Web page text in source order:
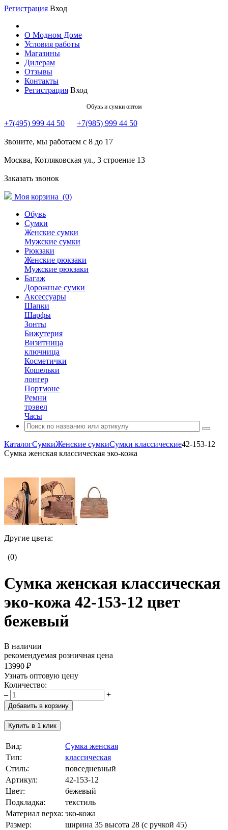
Регистрация Вход
О Модном Доме
Условия работы
Магазины
Дилерам
Отзывы
Контакты
Регистрация Вход
Обувь и сумки оптом
+7(495) 999 44 50 +7(985) 999 44 50
Звоните, мы работаем с 8 до 17
Москва, Котляковская ул., 3 строение 13
Заказать звонок
Моя корзина (0)
Обувь
Сумки
Женские сумки
Мужские сумки
Рюкзаки
Женские рюкзаки
Мужские рюкзаки
Багаж
Дорожные сумки
Аксессуары
Шапки
Шарфы
Зонты
Бижутерия
Визитница
ключница
Косметички
Кошельки
лонгер
Портмоне
Ремни
трэвел
Часы
КаталогСумкиЖенские сумкиСумки классические42-153-12
Сумка женская классическая эко-кожа
Другие цвета:
(0)
Сумка женская классическая
эко-кожа 42-153-12 цвет
бежевый
В наличии
рекомендуемая розничная цена
13990 ₽
Узнать оптовую цену
Количество:
–
+
Добавить в корзину
Купить в 1 клик
Вид:
Сумка женская
Тип:
классическая
Стиль:
повседневный
Артикул:
42-153-12
Цвет:
бежевый
Подкладка:
текстиль
Материал верха: эко-кожа
Размер:
ширина 35 высота 28 (с ручкой 45)